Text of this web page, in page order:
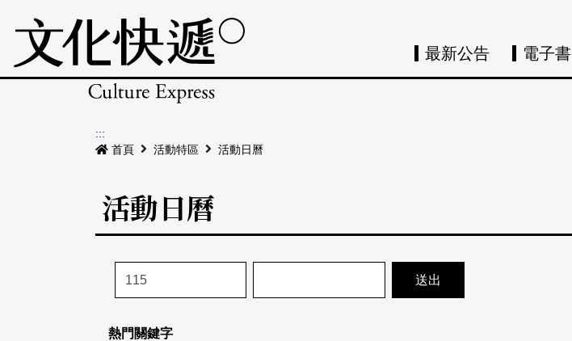
最新公告 電子書
:::
首頁
活動特區 活動日曆
活動日曆
熱門關鍵字